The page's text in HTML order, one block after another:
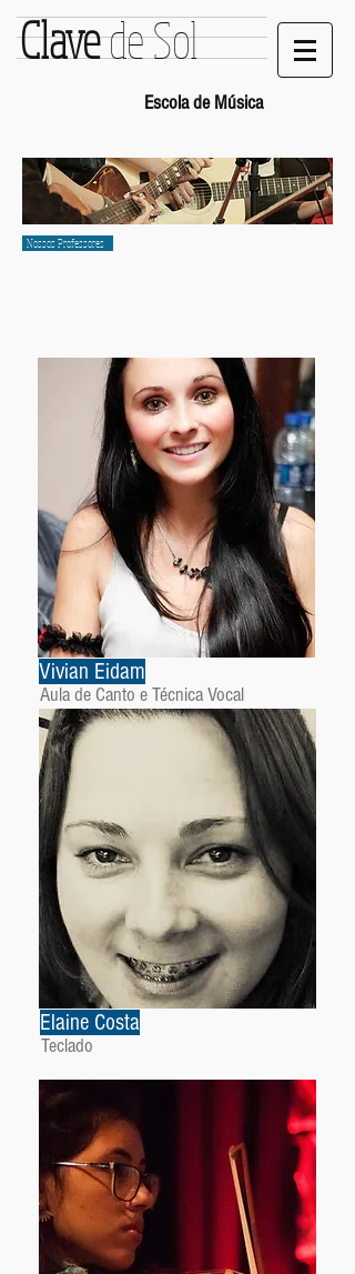
Clavede Sol
Escola de Música
Nossos Professores
Vivian Eidam
Aula de Canto e Técnica Vocal
Elaine Costa
Teclado